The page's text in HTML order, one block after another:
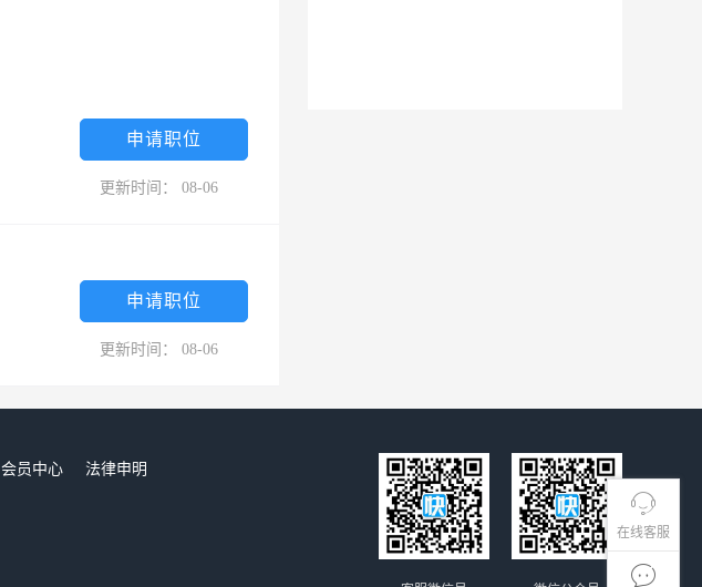
在线客服
申请职位
更新时间： 08-06
申请职位
更新时间： 08-06
会员中心
法律申明